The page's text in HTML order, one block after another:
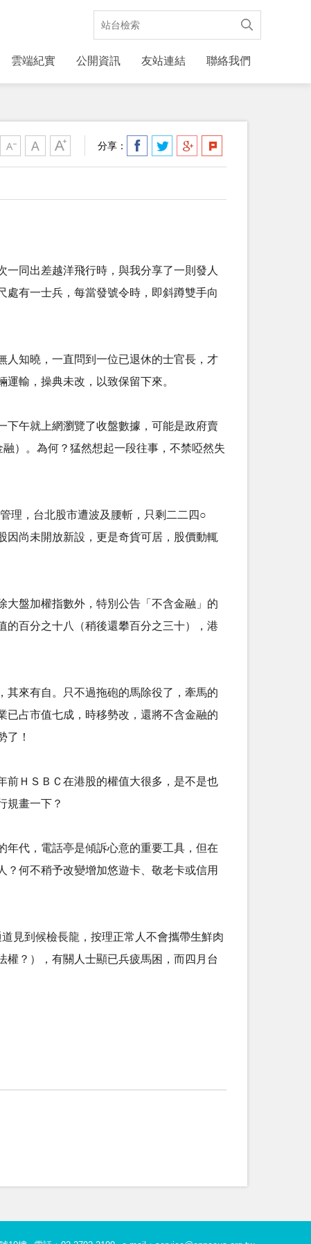
雲端紀實 公開資訊 友站連結 聯絡我們
分享：
同出差越洋飛行時，與我分享了一則發人
有一士兵，每當發號令時，即斜蹲雙手向
人知曉，一直問到一位已退休的士官長，才
輸，操典未改，以致保留下來。
下午就上網瀏覽了收盤數據，可能是政府賣
）。為何？猛然想起一段往事，不禁啞然失
理，台北股市遭波及腰斬，只剩二二四○
因尚未開放新設，更是奇貨可居，股價動輒
大盤加權指數外，特別公告「不含金融」的
的百分之十八（稍後還攀百分之三十），港
其來有自。只不過拖砲的馬除役了，牽馬的
已占市值七成，時移勢改，還將不含金融的
！
前ＨＳＢＣ在港股的權值大很多，是不是也
畫一下？
年代，電話亭是傾訴心意的重要工具，但在
何不稍予改變增加悠遊卡、敬老卡或信用
見到候檢長龍，按理正常人不會攜帶生鮮肉
？），有關人士顯已兵疲馬困，而四月台